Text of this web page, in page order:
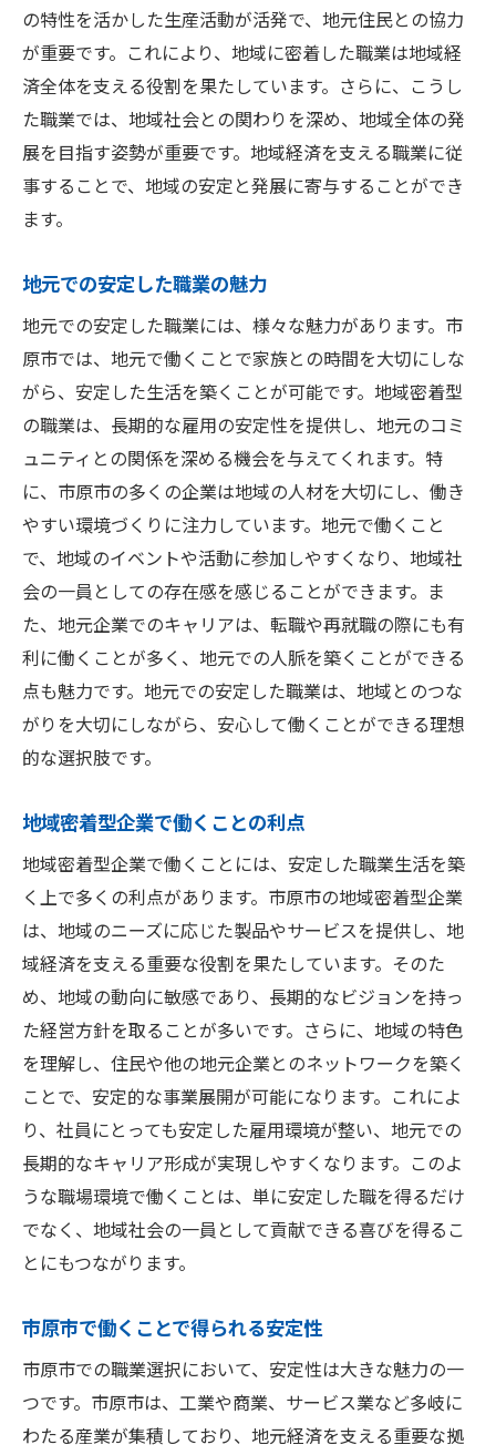
の特性を活かした生産活動が活発で、地元住民との協力
が重要です。これにより、地域に密着した職業は地域経
済全体を支える役割を果たしています。さらに、こうし
た職業では、地域社会との関わりを深め、地域全体の発
展を目指す姿勢が重要です。地域経済を支える職業に従
事することで、地域の安定と発展に寄与することができ
ます。
地元での安定した職業の魅力
地元での安定した職業には、様々な魅力があります。市
原市では、地元で働くことで家族との時間を大切にしな
がら、安定した生活を築くことが可能です。地域密着型
の職業は、長期的な雇用の安定性を提供し、地元のコミ
ュニティとの関係を深める機会を与えてくれます。特
に、市原市の多くの企業は地域の人材を大切にし、働き
やすい環境づくりに注力しています。地元で働くこと
で、地域のイベントや活動に参加しやすくなり、地域社
会の一員としての存在感を感じることができます。ま
た、地元企業でのキャリアは、転職や再就職の際にも有
利に働くことが多く、地元での人脈を築くことができる
点も魅力です。地元での安定した職業は、地域とのつな
がりを大切にしながら、安心して働くことができる理想
的な選択肢です。
地域密着型企業で働くことの利点
地域密着型企業で働くことには、安定した職業生活を築
く上で多くの利点があります。市原市の地域密着型企業
は、地域のニーズに応じた製品やサービスを提供し、地
域経済を支える重要な役割を果たしています。そのた
め、地域の動向に敏感であり、長期的なビジョンを持っ
た経営方針を取ることが多いです。さらに、地域の特色
を理解し、住民や他の地元企業とのネットワークを築く
ことで、安定的な事業展開が可能になります。これによ
り、社員にとっても安定した雇用環境が整い、地元での
長期的なキャリア形成が実現しやすくなります。このよ
うな職場環境で働くことは、単に安定した職を得るだけ
でなく、地域社会の一員として貢献できる喜びを得るこ
とにもつながります。
市原市で働くことで得られる安定性
市原市での職業選択において、安定性は大きな魅力の一
つです。市原市は、工業や商業、サービス業など多岐に
わたる産業が集積しており、地元経済を支える重要な拠